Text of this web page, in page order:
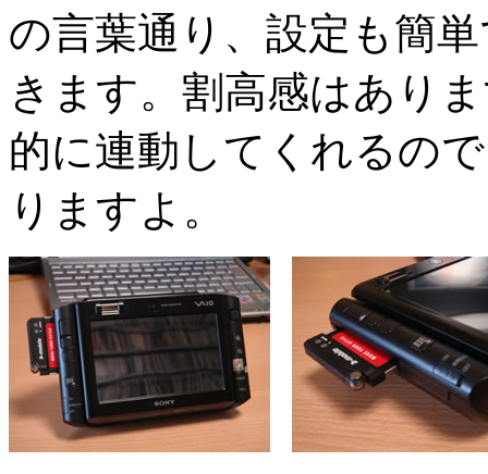
の言葉通り、設定も簡
きます。割高感はあり
的に連動してくれるの
りますよ。